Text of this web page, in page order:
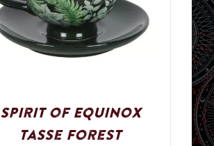
Spirit of Equinox
Tasse Forest